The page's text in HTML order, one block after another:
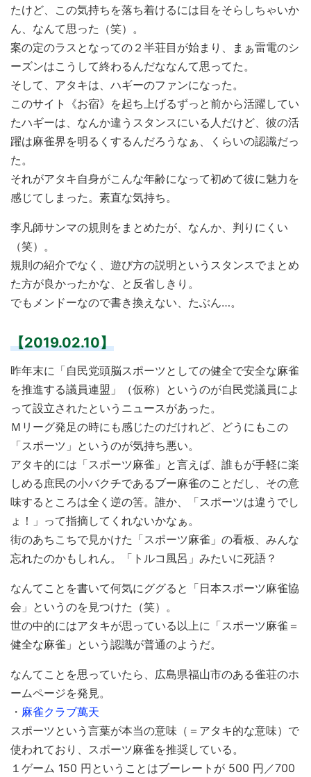
たけど、この気持ちを落ち着けるには目をそらしちゃいか
ん、なんて思った（笑）。
案の定のラスとなっての２半荘目が始まり、まぁ雷電のシ
ーズンはこうして終わるんだななんて思ってた。
そして、アタキは、ハギーのファンになった。
このサイト《お宿》を起ち上げるずっと前から活躍してい
たハギーは、なんか違うスタンスにいる人だけど、彼の活
躍は麻雀界を明るくするんだろうなぁ、くらいの認識だっ
た。
それがアタキ自身がこんな年齢になって初めて彼に魅力を
感じてしまった。素直な気持ち。
李凡師サンマの規則をまとめたが、なんか、判りにくい
（笑）。
規則の紹介でなく、遊び方の説明というスタンスでまとめ
た方が良かったかな、と反省しきり。
でもメンドーなので書き換えない、たぶん…。
【2019.02.10】
昨年末に「自民党頭脳スポーツとしての健全で安全な麻雀
を推進する議員連盟」（仮称）というのが自民党議員によ
って設立されたというニュースがあった。
Ｍリーグ発足の時にも感じたのだけれど、どうにもこの
「スポーツ」というのが気持ち悪い。
アタキ的には「スポーツ麻雀」と言えば、誰もが手軽に楽
しめる庶民の小バクチであるブー麻雀のことだし、その意
味するところは全く逆の筈。誰か、「スポーツは違うでし
ょ！」って指摘してくれないかなぁ。
街のあちこちで見かけた「スポーツ麻雀」の看板、みんな
忘れたのかもしれん。「トルコ風呂」みたいに死語？
なんてことを書いて何気にググると「日本スポーツ麻雀協
会」というのを見つけた（笑）。
世の中的にはアタキが思っている以上に「スポーツ麻雀＝
健全な麻雀」という認識が普通のようだ。
なんてことを思っていたら、広島県福山市のある雀荘のホ
ームページを発見。
・ 麻雀クラブ萬天
スポーツという言葉が本当の意味（＝アタキ的な意味）で
使われており、スポーツ麻雀を推奨している。
１ゲーム 150 円ということはブーレートが 500 円／700